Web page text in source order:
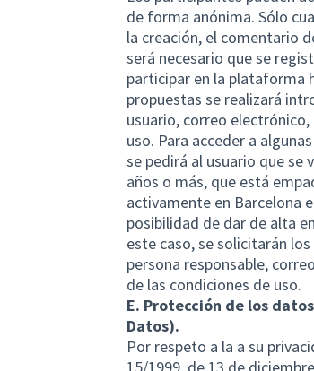
de forma anónima. Sólo
la creación, el comentario
será necesario que se
participar en la plataforma
propuestas se realizará
usuario, correo
uso. Para acceder a
se pedirá al usuario que
años o más, que está
activamente en Barcelona
posibilidad de dar de alta
este caso, se solicitarán
persona responsable,
de las condiciones de uso.
E. Protección de los
Datos).
Por respeto a la a su